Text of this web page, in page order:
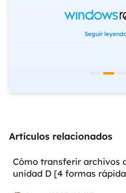
Seguir
Artículos relacionados
Cómo transferir archivos
unidad D [4 formas